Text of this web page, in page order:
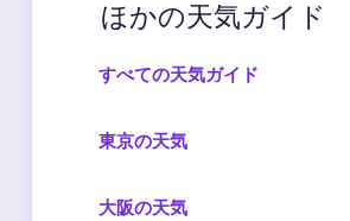
ほかの天気ガイド
すべての天気ガイド
東京の天気
大阪の天気